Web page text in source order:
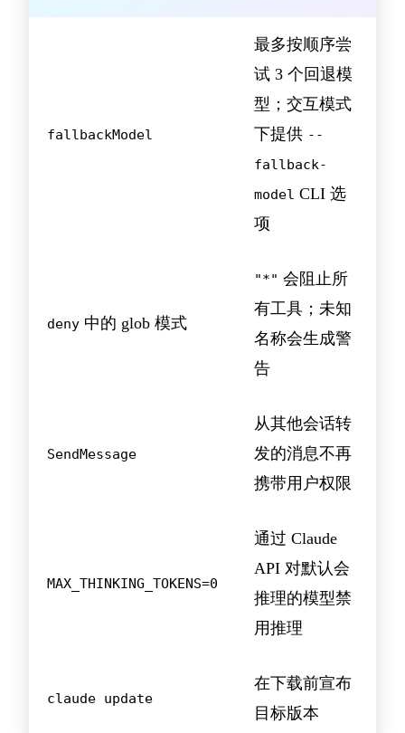
fallbackModel
最多按顺序尝
试 3 个回退模
型；交互模式
下提供 --
fallback-
model CLI 选
项
deny 中的 glob 模式
"*" 会阻止所
有工具；未知
名称会生成警
告
SendMessage
从其他会话转
发的消息不再
携带用户权限
MAX_THINKING_TOKENS=0
通过 Claude
API 对默认会
推理的模型禁
用推理
claude update
在下载前宣布
目标版本